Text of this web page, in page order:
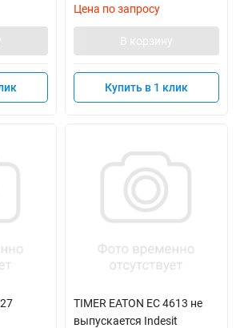
Цена по запросу
В корзину
Купить в 1 клик
TIMER EATON EC 4613 не
выпускается Indesit